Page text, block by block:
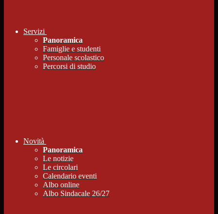
Servizi
Panoramica
Famiglie e studenti
Personale scolastico
Percorsi di studio
Novità
Panoramica
Le notizie
Le circolari
Calendario eventi
Albo online
Albo Sindacale 26/27